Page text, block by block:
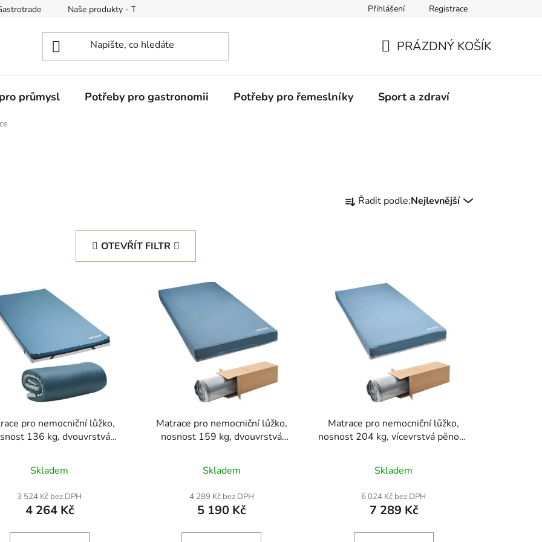
Naše produkty - Tipy a triky Přihlášení Registrace
KOŠÍK
PRÁZDNÝ KOŠÍK
průmysl Potřeby pro gastronomii Potřeby pro řemeslníky Sport a zdraví
a
p
r
o
d
Řadit podle:Nejlevnější
OTEVŘÍT FILTR
pro nemocniční lůžko,
136 kg, dvouvrstvá
tlaku pro dlouhodobou
vodotěsná pro ošetření
v pečovatelských
a domácí péči, 864 x
1930 x 89 mm
Skladem
3 524 Kč bez DPH
4 264 Kč
Matrace pro nemocniční lůžko,
nosnost 159 kg, dvouvrstvá
rozložením tlaku pro dlouhodobou
péči, vodotěsná pro ošetření
proleženin v pečovatelských
domech a domácí péči, 914 x
2030 x 153 mm
Skladem
4 289 Kč bez DPH
5 190 Kč
Matrace pro nemocniční lůžko,
nosnost 204 kg, vícevrstvá pěnová
rozložením tlaku pro dlouhodobou
péči, vodotěsná pro ošetření
proleženin, pro domovy důchodců
a domácí péči, 914 x 2030 x 153
mm
Skladem
6 024 Kč bez DPH
7 289 Kč